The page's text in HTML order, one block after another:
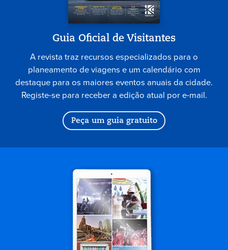
Guia Oficial de Visitantes
A revista traz recursos especializados para o
planeamento de viagens e um calendário com
destaque para os maiores eventos anuais da cidade.
Registe-se para receber a edição atual por e-mail.
Peça um guia gratuito